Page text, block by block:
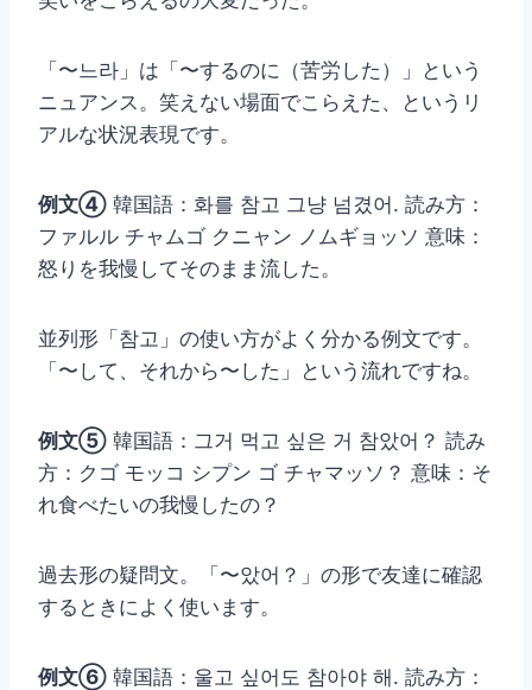
「〜느라」は「〜するのに（苦労した）」という
ニュアンス。笑えない場面でこらえた、というリ
アルな状況表現です。
例文④ 韓国語：화를 참고 그냥 넘겼어. 読み方：
ファルル チャムゴ クニャン ノムギョッソ 意味：
怒りを我慢してそのまま流した。
並列形「참고」の使い方がよく分かる例文です。
「〜して、それから〜した」という流れですね。
例文⑤ 韓国語：그거 먹고 싶은 거 참았어？ 読み
方：クゴ モッコ シプン ゴ チャマッソ？ 意味：そ
れ食べたいの我慢したの？
過去形の疑問文。「〜았어？」の形で友達に確認
するときによく使います。
例文⑥ 韓国語：울고 싶어도 참아야 해. 読み方：